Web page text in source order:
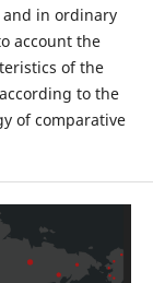
in ordinary
account the
of the
to the
of comparative